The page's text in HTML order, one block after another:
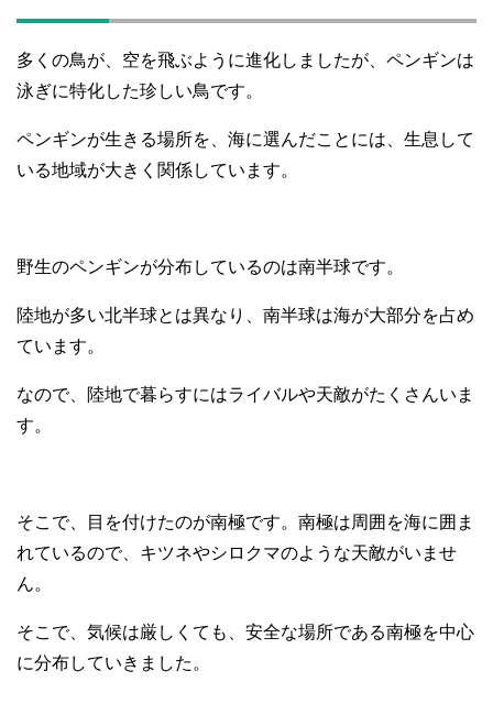
多くの鳥が、空を飛ぶように進化しましたが、ペンギンは
泳ぎに特化した珍しい鳥です。
ペンギンが生きる場所を、海に選んだことには、生息して
いる地域が大きく関係しています。
野生のペンギンが分布しているのは南半球です。
陸地が多い北半球とは異なり、南半球は海が大部分を占め
ています。
なので、陸地で暮らすにはライバルや天敵がたくさんいま
す。
そこで、目を付けたのが南極です。南極は周囲を海に囲ま
れているので、キツネやシロクマのような天敵がいませ
ん。
そこで、気候は厳しくても、安全な場所である南極を中心
に分布していきました。